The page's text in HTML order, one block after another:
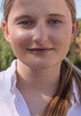
Più lette
Figline Incisa
Piscina di
Pnrr, il gruppo
Cronaca 4 Agosto